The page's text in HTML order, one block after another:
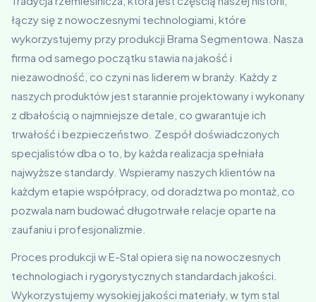
łączy się z nowoczesnymi technologiami, które
wykorzystujemy przy produkcji Brama Segmentowa. Nasza
firma od samego początku stawia na jakość i
niezawodność, co czyni nas liderem w branży. Każdy z
naszych produktów jest starannie projektowany i wykonany
z dbałością o najmniejsze detale, co gwarantuje ich
trwałość i bezpieczeństwo. Zespół doświadczonych
specjalistów dba o to, by każda realizacja spełniała
najwyższe standardy. Wspieramy naszych klientów na
każdym etapie współpracy, od doradztwa po montaż, co
pozwala nam budować długotrwałe relacje oparte na
zaufaniu i profesjonalizmie.
Proces produkcji w E-Stal opiera się na nowoczesnych
technologiach i rygorystycznych standardach jakości.
Wykorzystujemy wysokiej jakości materiały, w tym stal